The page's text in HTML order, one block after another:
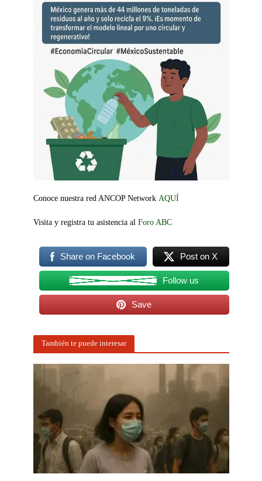
Conoce nuestra red ANCOP Network AQUÍ
Visita y registra tu asistencia al Foro ABC
Share on Facebook Post on X
Follow us
Save
También te puede interesar